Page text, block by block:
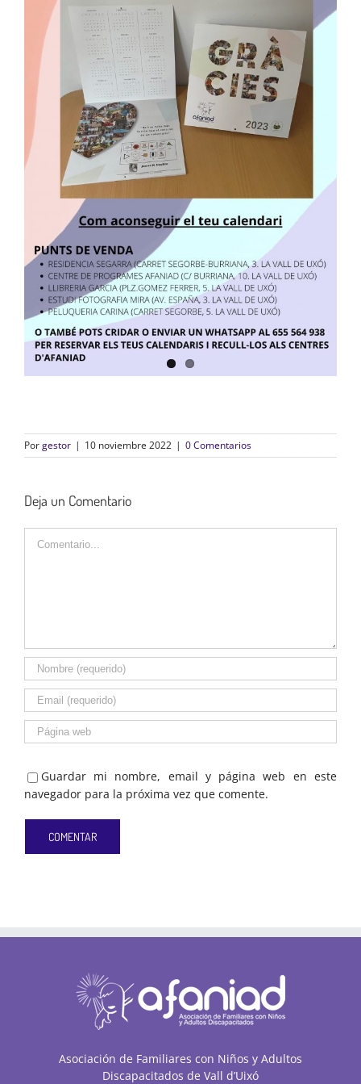
Porgestor | 10 noviembre 2022 | 0 Comentarios
Deja un Comentario
Guardar mi nombre, email y página web en este
navegador para la próxima vez que comente.
Asociación de Familiares con Niños y Adultos
Discapacitados de Vall d’Uixó